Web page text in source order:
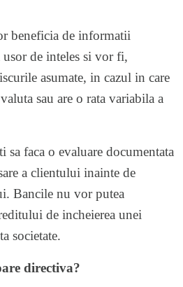
beneficia de informatii
de inteles si vor fi,
asumate, in cazul in care
sau are o rata variabila a
faca o evaluare documentata
a clientului inainte de
Bancile nu vor putea
de incheierea unei
societate.
directiva?